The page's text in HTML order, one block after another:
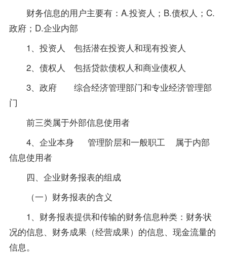
财务信息的用户主要有：A.投资人；B.债权人；C.
政府；D.企业内部
1、投资人 包括潜在投资人和现有投资人
2、债权人 包括贷款债权人和商业债权人
3、政府 综合经济管理部门和专业经济管理部
门
前三类属于外部信息使用者
4、企业本身 管理阶层和一般职工 属于内部
信息使用者
四、企业财务报表的组成
（一）财务报表的含义
1、财务报表提供和传输的财务信息种类：财务状
况的信息、财务成果（经营成果）的信息、现金流量的
信息。